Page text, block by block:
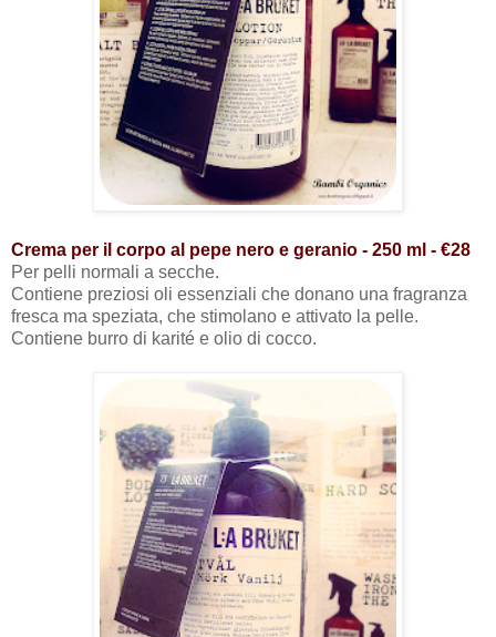
Crema per il corpo al pepe nero e geranio - 250 ml - €28
Per pelli normali a secche.
Contiene preziosi oli essenziali che donano una fragranza
fresca ma speziata, che stimolano e attivato la pelle.
Contiene burro di karité e olio di cocco.